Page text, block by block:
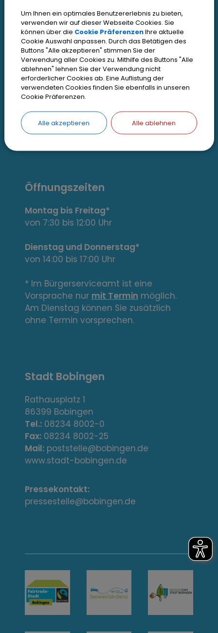
I
n
t
e
r
e
s
s
n
t
e
L
i
n
k
s
A
d
r
e
s
s
e
/
n
t
a
k
Interessante Links
Kontakt
Inhaltsverzeichnis
Impressum
Datenschutz
Zugangseröffnung
Erklärung zur Barrierefreiheit
Öffnungszeiten
Montag bis Freitag*
von 7:30 bis 12:00 Uhr
Dienstag und Donnerstag*
von 14:00 bis 17:00 Uhr
* Im Bürgerserviceamt ist eine
Vorsprache nur mit Termin möglich.
Am Dienstag können Sie zusätzlich
ohne Termin vorsprechen.
Stadt Bobingen
Rathausplatz 1
86399 Bobingen
Tel.: 08234 8002-0
Fax: 08234 8002-25
Mail: poststelle@bobingen.de
www.stadt-bobingen.de
Pressekontakt:
pressestelle@bobingen.de
Um Ihnen ein optimales Benutzererlebnis zu bieten,
verwenden wir auf dieser Webseite Cookies. Sie
können über die Cookie PräferenzenIhre aktuelle
Cookie Auswahl anpassen. Durch das Betätigen des
Buttons "Alle akzeptieren" stimmen Sie der
Verwendung aller Cookies zu. Mithilfe des Buttons "Alle
ablehnen" lehnen Sie der Verwendung nicht
erforderlicher Cookies ab. Eine Auflistung der
verwendeten Cookies finden Sie ebenfalls in unseren
Cookie Präferenzen.
Alle akzeptieren Alle ablehnen